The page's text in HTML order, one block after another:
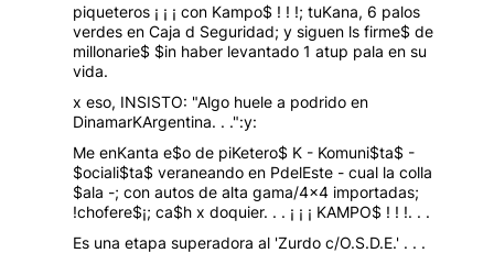
piqueteros ¡ ¡ ¡ con Kampo$ ! ! !; tuKana, 6 palos
verdes en Caja d Seguridad; y siguen ls firme$ de
millonarie$ $in haber levantado 1 atup pala en su
vida.
x eso, INSISTO: "Algo huele a podrido en
DinamarKArgentina. . .":y:
Me enKanta e$o de piKetero$ K - Komuni$ta$ -
$ociali$ta$ veraneando en PdelEste - cual la colla
$ala -; con autos de alta gama/4x4 importadas;
!chofere$¡; ca$h x doquier. . . ¡ ¡ ¡ KAMPO$ ! ! !. . .
Es una etapa superadora al 'Zurdo c/O.S.D.E.' . . .